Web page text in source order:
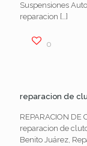
Suspensiones
reparacion […]
0
reparacion de
REPARACION DE
reparacion de
Benito Juárez,